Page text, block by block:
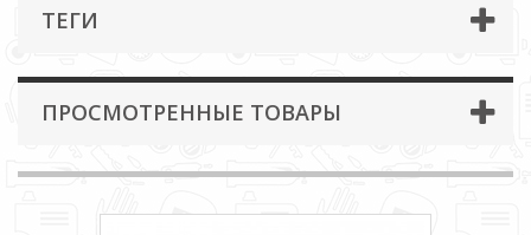
ТЕГИ
ПРОСМОТРЕННЫЕ ТОВАРЫ